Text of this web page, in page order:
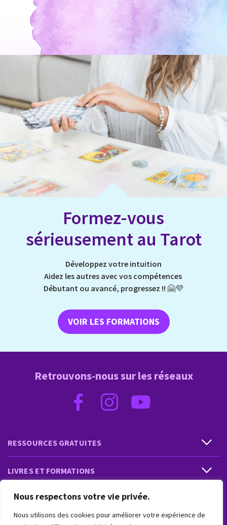
Nous respectons votre vie privée.
Nous utilisons des cookies pour améliorer votre expérience de
Formez-vous
sérieusement au Tarot
Développez votre intuition
Aidez les autres avec vos compétences
Débutant ou avancé, progressez !! 🤗💜
VOIR LES FORMATIONS
RESSOURCES GRATUITES
LIVRES ET FORMATIONS
PRESTATIONS ET PRODUITS
Retrouvons-nous sur les réseaux